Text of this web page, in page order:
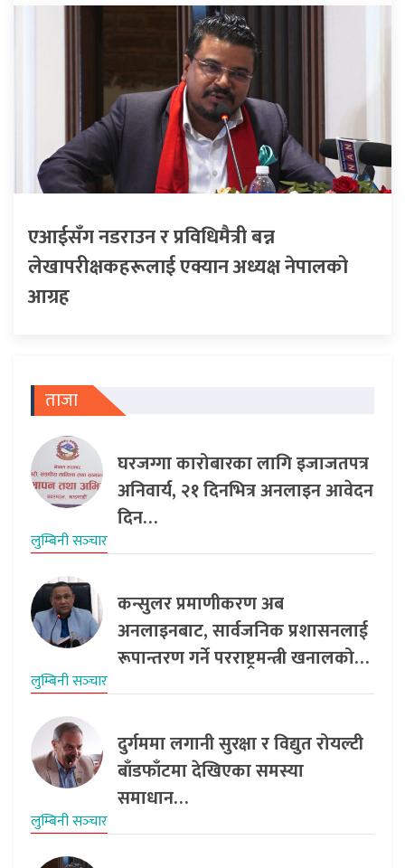
एआईसँग नडराउन र प्रविधिमैत्री बन्न
लेखापरीक्षकहरूलाई एक्यान अध्यक्ष नेपालको
आग्रह
ताजा
घरजग्गा कारोबारका लागि इजाजतपत्र
अनिवार्य, २१ दिनभित्र अनलाइन आवेदन
दिन…
लुम्बिनी सञ्‍चार
कन्सुलर प्रमाणीकरण अब
अनलाइनबाट, सार्वजनिक प्रशासनलाई
रूपान्तरण गर्ने परराष्ट्रमन्त्री खनालको…
लुम्बिनी सञ्‍चार
दुर्गममा लगानी सुरक्षा र विद्युत रोयल्टी
बाँडफाँटमा देखिएका समस्या
समाधान…
लुम्बिनी सञ्‍चार